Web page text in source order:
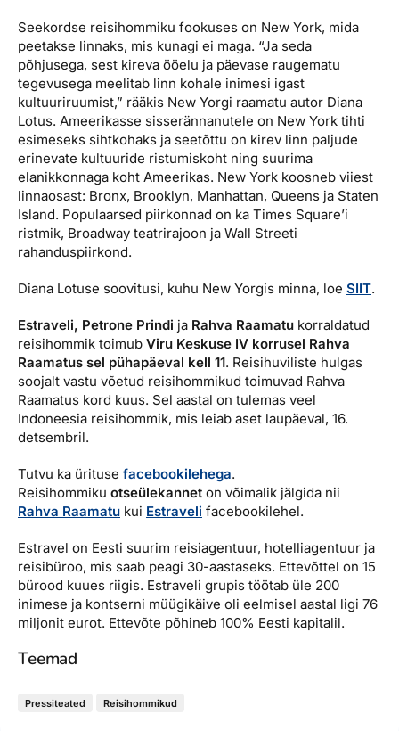
Seekordse reisihommiku fookuses on New York, mida
peetakse linnaks, mis kunagi ei maga. “Ja seda
põhjusega, sest kireva ööelu ja päevase raugematu
tegevusega meelitab linn kohale inimesi igast
kultuuriruumist,” rääkis New Yorgi raamatu autor Diana
Lotus. Ameerikasse sisserännanutele on New York tihti
esimeseks sihtkohaks ja seetõttu on kirev linn paljude
erinevate kultuuride ristumiskoht ning suurima
elanikkonnaga koht Ameerikas. New York koosneb viiest
linnaosast: Bronx, Brooklyn, Manhattan, Queens ja Staten
Island. Populaarsed piirkonnad on ka Times Square’i
ristmik, Broadway teatrirajoon ja Wall Streeti
rahanduspiirkond.
Diana Lotuse soovitusi, kuhu New Yorgis minna, loe SIIT.
Estraveli, Petrone Prindi ja Rahva Raamatu korraldatud
reisihommik toimub Viru Keskuse IV korrusel Rahva
Raamatus sel pühapäeval kell 11. Reisihuviliste hulgas
soojalt vastu võetud reisihommikud toimuvad Rahva
Raamatus kord kuus. Sel aastal on tulemas veel
Indoneesia reisihommik, mis leiab aset laupäeval, 16.
detsembril.
Tutvu ka ürituse facebookilehega.
Reisihommiku otseülekannet on võimalik jälgida nii
Rahva Raamatu kui Estraveli facebookilehel.
Estravel on Eesti suurim reisiagentuur, hotelliagentuur ja
reisibüroo, mis saab peagi 30-aastaseks. Ettevõttel on 15
bürood kuues riigis. Estraveli grupis töötab üle 200
inimese ja kontserni müügikäive oli eelmisel aastal ligi 76
miljonit eurot. Ettevõte põhineb 100% Eesti kapitalil.
Teemad
Pressiteated Reisihommikud